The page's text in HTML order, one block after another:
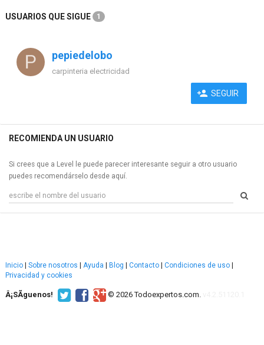
USUARIOS QUE SIGUE 1
pepiedelobo
carpinteria electricidad
SEGUIR
RECOMIENDA UN USUARIO
Si crees que a Level le puede parecer interesante seguir a otro usuario
puedes recomendárselo desde aquí.
Inicio Sobre nosotros Ayuda Blog Contacto Condiciones de uso
Privacidad y cookies
Â¡SÃ­guenos! © 2026 Todoexpertos.com.